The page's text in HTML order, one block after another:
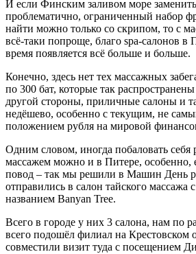
И если Финским заливом море
проблематично, ограниченный набор
найти можно только со скрипом, то с
всё-таки попроще, благо spa-салонов в
время появляется всё больше и больше.
Конечно, здесь нет тех массажных
по 300 бат, которые так
другой стороны, приличные салоны и
недёшево, особенно с текущим, не
положением рубля на мировой
Одним словом, иногда побаловать
массажем можно и в Питере, особенно,
повод – так мы решили в Машин День
отправились в салон тайского массажа
названием Banyan Tree.
Всего в городе у них 3 салона, нам по
всего подошёл филиал на Крестовском
совместили визит туда с посещением